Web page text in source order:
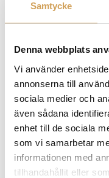
Samtycke
Denna webbplats
Vi använder
annonserna till
sociala medier och
även sådana
enhet till de sociala
som vi samarbetar
informationen med
tillhandahållit eller
Längd
0,75 Meter,
Meter